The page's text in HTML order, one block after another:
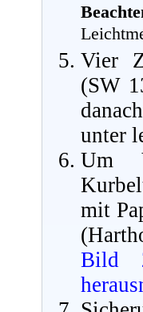
Vier
(SW
unter
Um
mit
Bild